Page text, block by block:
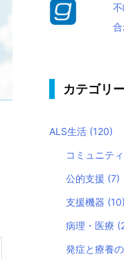
カテゴリ
ALS生活 (120)
コミュニテ
公的支援 (7)
支援機器 (10)
病理・医療
発症と療養